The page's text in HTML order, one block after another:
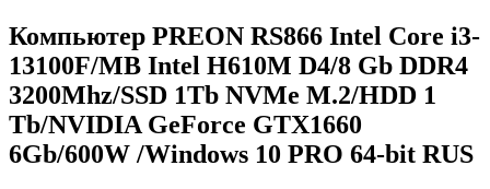
Компьютер PREON RS866 Intel Core i3-
13100F/MB Intel H610M D4/8 Gb DDR4
3200Mhz/SSD 1Tb NVMe M.2/HDD 1
Tb/NVIDIA GeForce GTX1660
6Gb/600W /Windows 10 PRO 64-bit RUS